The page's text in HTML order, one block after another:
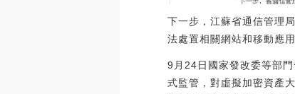
下一步，江蘇省通信管理
法處置相關網站和移動應
9月24日國家發改委等部
式監管，對虛擬加密資產